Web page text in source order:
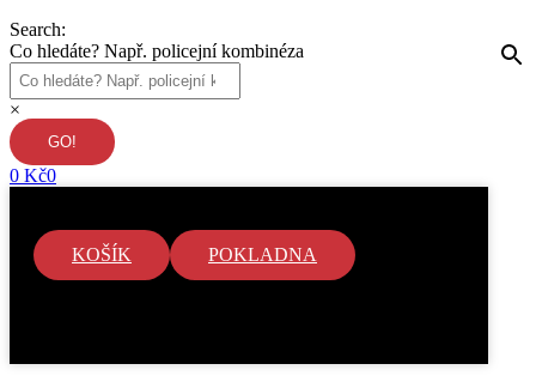
Search:
Co hledáte? Např. policejní kombinéza
×
0 Kč0
KOŠÍK POKLADNA